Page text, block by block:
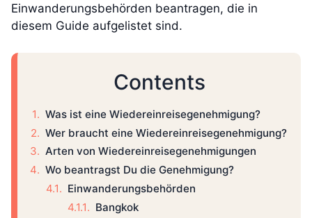
Einwanderungsbehörden beantragen, die in
diesem Guide aufgelistet sind.
Contents
Was ist eine Wiedereinreisegenehmigung?
Wer braucht eine Wiedereinreisegenehmigung?
Arten von Wiedereinreisegenehmigungen
Wo beantragst Du die Genehmigung?
Einwanderungsbehörden
Bangkok